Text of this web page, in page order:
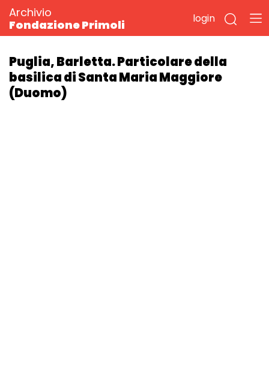
Archivio
Fondazione Primoli
login
Puglia, Barletta. Particolare della
basilica di Santa Maria Maggiore
(Duomo)